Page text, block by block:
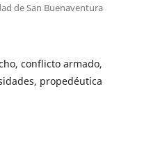
de San Buenaventura
conflicto armado,
propedéutica